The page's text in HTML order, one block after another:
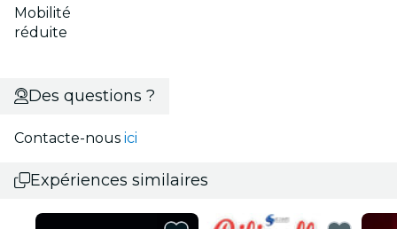
Mobilité
réduite
Des questions ?
Contacte-nous ici
Expériences similaires